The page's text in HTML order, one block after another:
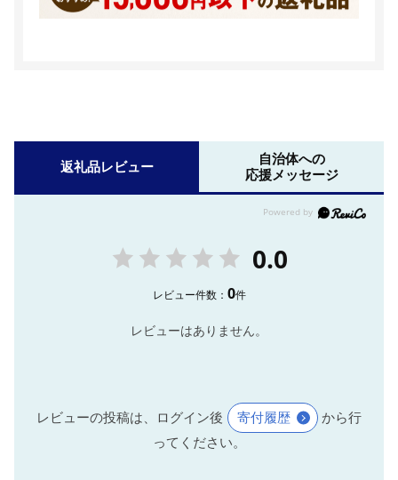
返礼品レビュー
自治体への
応援メッセージ
0.0
レビュー件数： 0件
レビューはありません。
レビューの投稿は、ログイン後 寄付履歴
から行
ってください。